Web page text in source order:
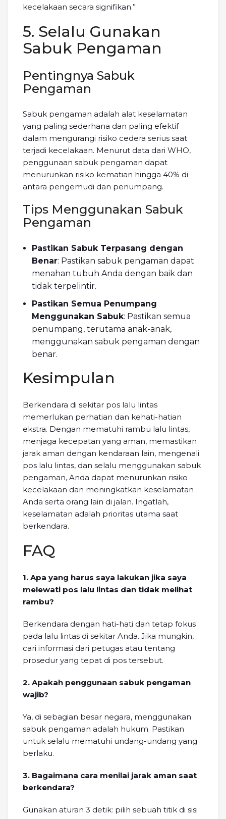
kecelakaan secara signifikan.”
5. Selalu Gunakan
Sabuk Pengaman
Pentingnya Sabuk
Pengaman
Sabuk pengaman adalah alat keselamatan
yang paling sederhana dan paling efektif
dalam mengurangi risiko cedera serius saat
terjadi kecelakaan. Menurut data dari WHO,
penggunaan sabuk pengaman dapat
menurunkan risiko kematian hingga 40% di
antara pengemudi dan penumpang.
Tips Menggunakan Sabuk
Pengaman
Pastikan Sabuk Terpasang dengan
Benar: Pastikan sabuk pengaman dapat
menahan tubuh Anda dengan baik dan
tidak terpelintir.
Pastikan Semua Penumpang
Menggunakan Sabuk: Pastikan semua
penumpang, terutama anak-anak,
menggunakan sabuk pengaman dengan
benar.
Kesimpulan
Berkendara di sekitar pos lalu lintas
memerlukan perhatian dan kehati-hatian
ekstra. Dengan mematuhi rambu lalu lintas,
menjaga kecepatan yang aman, memastikan
jarak aman dengan kendaraan lain, mengenali
pos lalu lintas, dan selalu menggunakan sabuk
pengaman, Anda dapat menurunkan risiko
kecelakaan dan meningkatkan keselamatan
Anda serta orang lain di jalan. Ingatlah,
keselamatan adalah prioritas utama saat
berkendara.
FAQ
1. Apa yang harus saya lakukan jika saya
melewati pos lalu lintas dan tidak melihat
rambu?
Berkendara dengan hati-hati dan tetap fokus
pada lalu lintas di sekitar Anda. Jika mungkin,
cari informasi dari petugas atau tentang
prosedur yang tepat di pos tersebut.
2. Apakah penggunaan sabuk pengaman
wajib?
Ya, di sebagian besar negara, menggunakan
sabuk pengaman adalah hukum. Pastikan
untuk selalu mematuhi undang-undang yang
berlaku.
3. Bagaimana cara menilai jarak aman saat
berkendara?
Gunakan aturan 3 detik: pilih sebuah titik di sisi